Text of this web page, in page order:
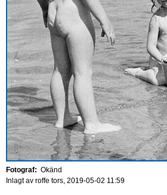
Fotograf: Okänd
Inlagt av roffe tors, 2019-05-02 11:59